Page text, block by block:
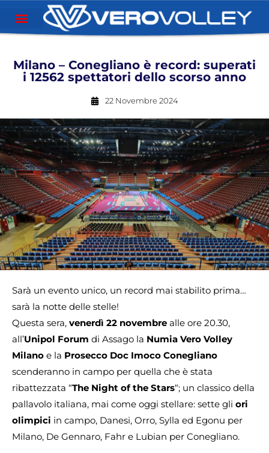
Milano – Conegliano è record: superati
i 12562 spettatori dello scorso anno
22 Novembre 2024
Sarà un evento unico, un record mai stabilito prima…
sarà la notte delle stelle!
Questa sera, venerdì 22 novembre alle ore 20.30,
all’Unipol Forum di Assago la Numia Vero Volley
Milano e la Prosecco Doc Imoco Conegliano
scenderanno in campo per quella che è stata
ribattezzata “The Night of the Stars“; un classico della
pallavolo italiana, mai come oggi stellare: sette gli ori
olimpici in campo, Danesi, Orro, Sylla ed Egonu per
Milano, De Gennaro, Fahr e Lubian per Conegliano.